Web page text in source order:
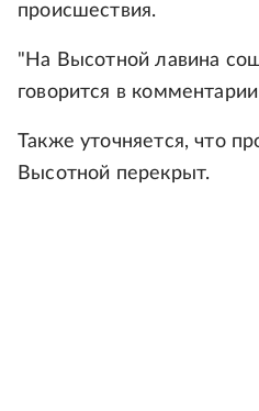
происшествия.
"На Высотной лавина
говорится в
Также уточняется, что
Высотной перекрыт.